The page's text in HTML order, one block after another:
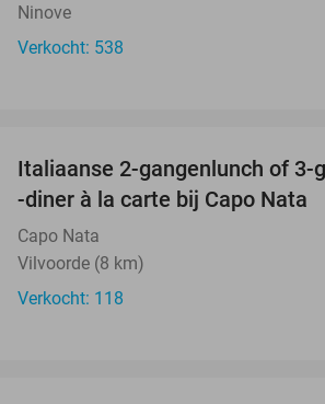
Ninove
Verkocht: 538
Italiaanse 2-gangenlunch of 3-
-diner à la carte bij Capo Nata
Capo Nata
Vilvoorde (8 km)
Verkocht: 118